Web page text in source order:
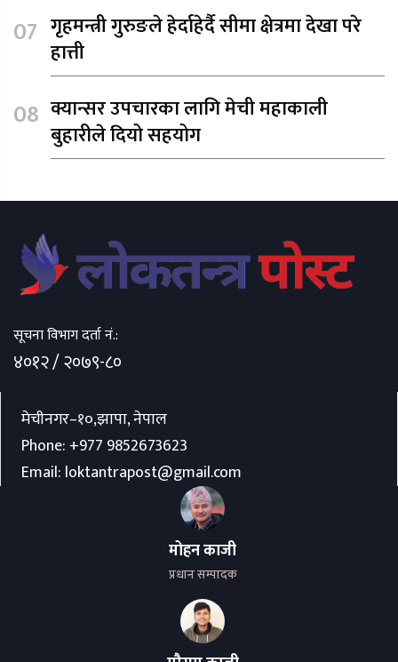
गृहमन्त्री गुरुङले हेर्दाहेर्दै सीमा क्षेत्रमा देखा परे
हात्ती
क्यान्सर उपचारका लागि मेची महाकाली
बुहारीले दियो सहयोग
सूचना विभाग दर्ता नं.:
४०१२ / २०७९-८०
मेचीनगर–१०,झापा, नेपाल
Phone: +977 9852673623
Email: loktantrapost@gmail.com
मोहन काजी
प्रधान सम्पादक